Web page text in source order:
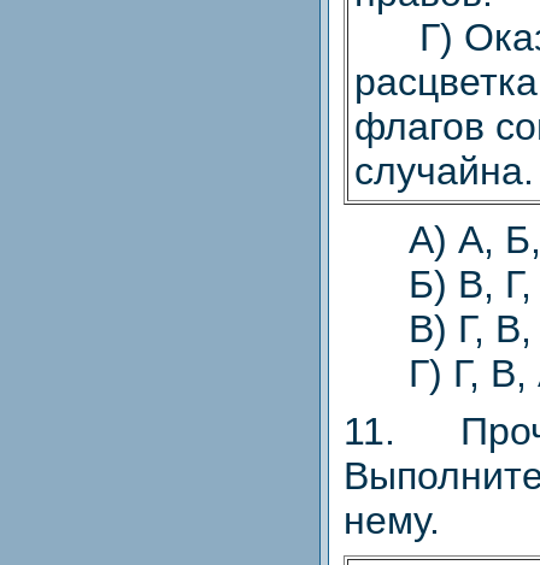
Г)
флагов
случайна.
А) А, Б,
Б) В, Г,
В) Г, В,
Г) Г, В,
11.
нему.